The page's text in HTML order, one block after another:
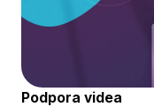
Podpora videa